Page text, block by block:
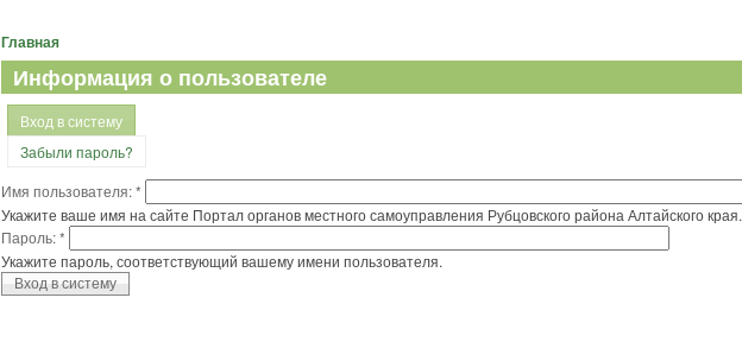
Главная
Информация о пользователе
Вход в систему
Забыли пароль?
Имя пользователя:*
Укажите ваше имя на сайте Портал органов местного самоуправления Рубцовского района Алтайского края.
Пароль:*
Укажите пароль, соответствующий вашему имени пользователя.